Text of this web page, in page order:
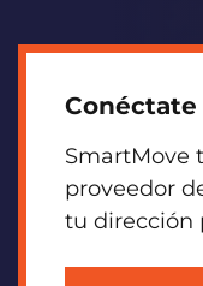
Conéctate
SmartMove
proveedor
tu dirección